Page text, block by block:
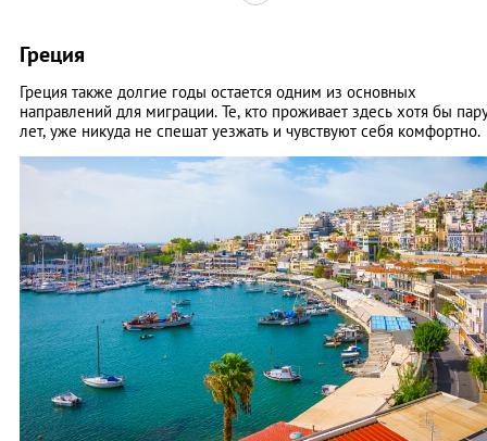
Греция
Греция также долгие годы остается одним из основных
направлений для миграции. Те, кто проживает здесь хотя бы
лет, уже никуда не спешат уезжать и чувствуют себя комфортно.